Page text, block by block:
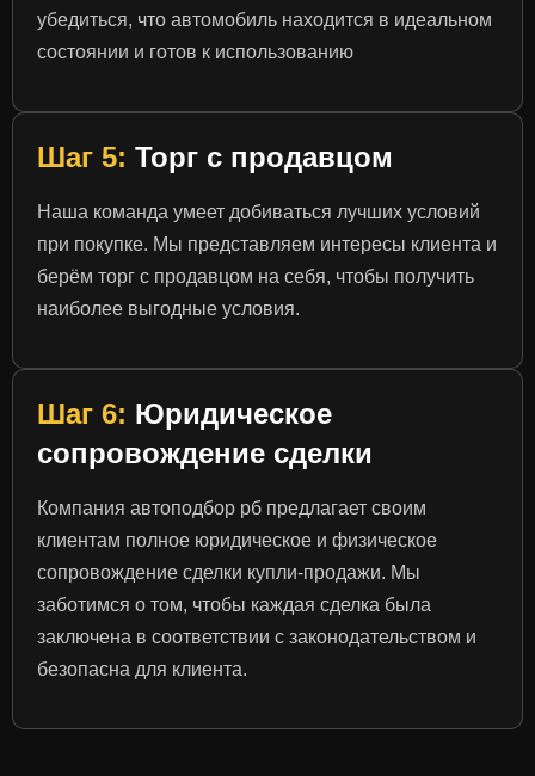
убедиться, что автомобиль находится в идеальном
состоянии и готов к использованию
Шаг 5: Торг с продавцом
Наша команда умеет добиваться лучших условий
при покупке. Мы представляем интересы клиента и
берём торг с продавцом на себя, чтобы получить
наиболее выгодные условия.
Шаг 6: Юридическое
сопровождение сделки
Компания автоподбор рб предлагает своим
клиентам полное юридическое и физическое
сопровождение сделки купли-продажи. Мы
заботимся о том, чтобы каждая сделка была
заключена в соответствии с законодательством и
безопасна для клиента.